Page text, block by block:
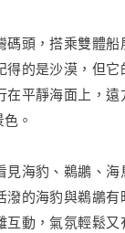
碼頭，搭乘雙體船
得的是沙漠，但它
在平靜海面上，遠
。
見海豹、鵜鶘、海
潑的海豹與鵜鶘有
互動，氣氛輕鬆又